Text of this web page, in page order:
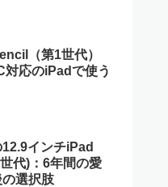
（第1世代）
対応のiPadで使う
インチiPad
代)：6年間の愛
の選択肢